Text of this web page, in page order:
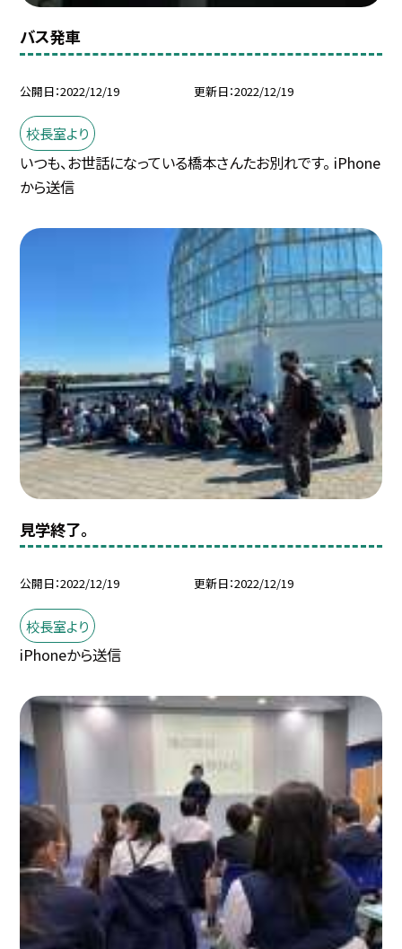
バス発車
公開日 2022/12/19 更新日 2022/12/19
校長室より
いつも、お世話になっている橋本さんたお別れです。 iPhone
から送信
見学終了。
公開日 2022/12/19 更新日 2022/12/19
校長室より
iPhoneから送信